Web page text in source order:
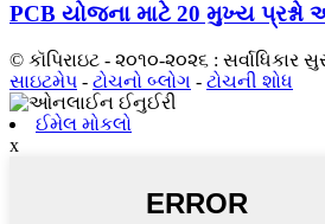
PCB યોજના માટે 20 મુખ્ય પ્રશ્નો
© કૉપિરાઇટ - ૨૦૧૦-૨૦૨૬ : સર્વાધિકાર
સાઇટમેપ - ટોચનો બ્લોગ - ટોચની શોધ
ઈમેલ મોકલો
x